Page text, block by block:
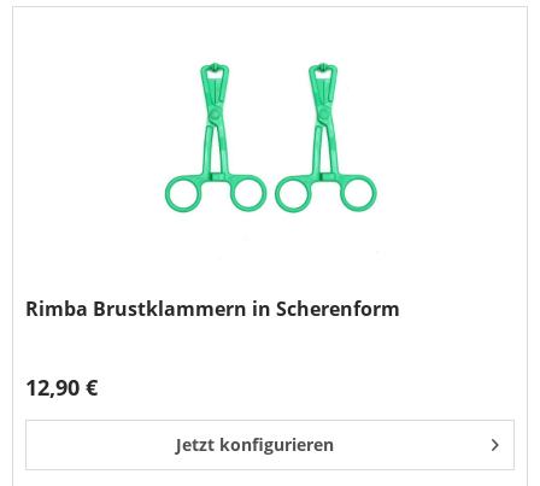
Rimba Brustklammern in Scherenform
12,90 €
Jetzt konfigurieren